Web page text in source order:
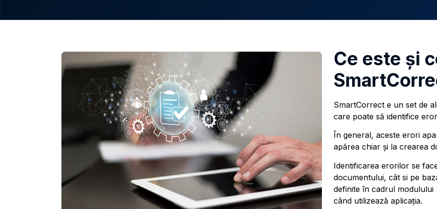
Ce este şi
SmartCorrect e un set de
care poate să identifice
În general, aceste erori
apărea chiar și la crearea
Identificarea erorilor se
documentului, cât si pe
definite în cadrul
când utilizează aplicația.